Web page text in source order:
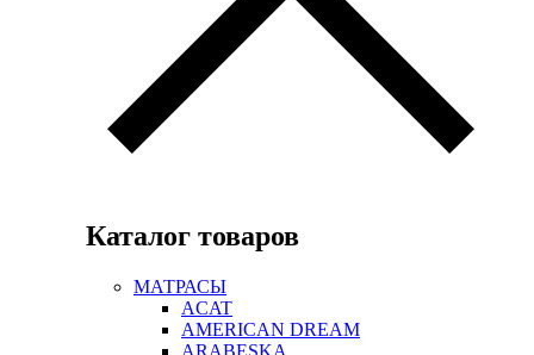
Каталог товаров
МАТРАСЫ
ACAT
AMERICAN DREAM
ARABESKA